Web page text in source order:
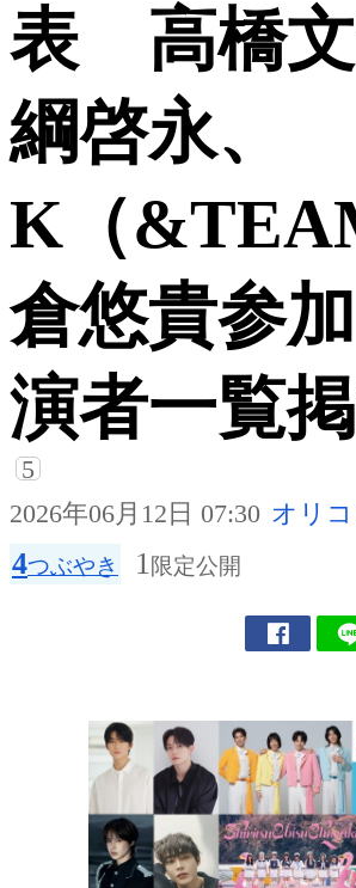
表 高橋文
綱啓永、
K（
倉悠貴参
演者一覧掲
5
2026年06月12日 07:30 オリ
4つぶやき 1 限定公開